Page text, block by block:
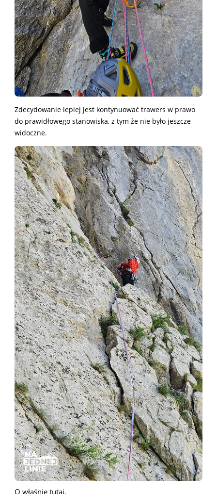
Zdecydowanie lepiej jest kontynuować trawers w prawo
do prawidłowego stanowiska, z tym że nie było jeszcze
widoczne.
O właśnie tutaj.